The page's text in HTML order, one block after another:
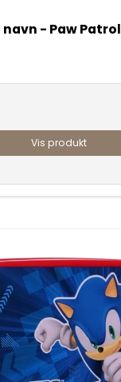
- Paw Patrol
Vis produkt